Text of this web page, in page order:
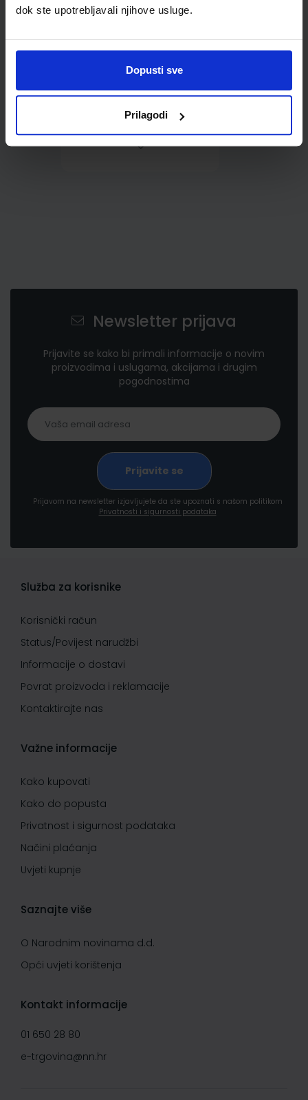
dok ste upotrebljavali njihove usluge.
Dopusti sve
Prilagodi
0,85 €
Newsletter prijava
Prijavite se kako bi primali informacije o novim
proizvodima i uslugama, akcijama i drugim
pogodnostima
Prijavom na newsletter izjavljujete da ste upoznati s našom politikom
Privatnosti i sigurnosti podataka
Služba za korisnike
Korisnički račun
Status/Povijest narudžbi
Informacije o dostavi
Povrat proizvoda i reklamacije
Kontaktirajte nas
Važne informacije
Kako kupovati
Kako do popusta
Privatnost i sigurnost podataka
Načini plaćanja
Uvjeti kupnje
Saznajte više
O Narodnim novinama d.d.
Opći uvjeti korištenja
Kontakt informacije
01 650 28 80
e-trgovina@nn.hr